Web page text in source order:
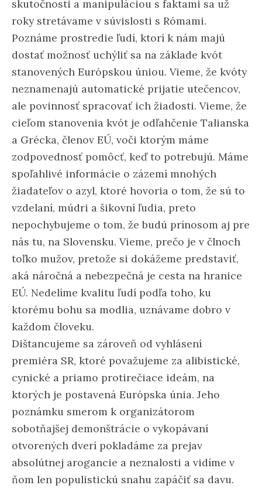
skutočnosti a manipuláciou s faktami sa už
roky stretávame v súvislosti s Rómami.
Poznáme prostredie ľudí, ktorí k nám majú
dostať možnosť uchýliť sa na základe kvót
stanovených Európskou úniou. Vieme, že kvóty
neznamenajú automatické prijatie utečencov,
ale povinnosť spracovať ich žiadosti. Vieme, že
cieľom stanovenia kvót je odľahčenie Talianska
a Grécka, členov EÚ, voči ktorým máme
zodpovednosť pomôcť, keď to potrebujú. Máme
spoľahlivé informácie o zázemí mnohých
žiadateľov o azyl, ktoré hovoria o tom, že sú to
vzdelaní, múdri a šikovní ľudia, preto
nepochybujeme o tom, že budú prínosom aj pre
nás tu, na Slovensku. Vieme, prečo je v člnoch
toľko mužov, pretože si dokážeme predstaviť,
aká náročná a nebezpečná je cesta na hranice
EÚ. Nedelíme kvalitu ľudí podľa toho, ku
ktorému bohu sa modlia, uznávame dobro v
každom človeku.
Dištancujeme sa zároveň od vyhlásení
premiéra SR, ktoré považujeme za alibistické,
cynické a priamo protirečiace ideám, na
ktorých je postavená Európska únia. Jeho
poznámku smerom k organizátorom
sobotňajšej demonštrácie o vykopávaní
otvorených dverí pokladáme za prejav
absolútnej arogancie a neznalosti a vidíme v
ňom len populistickú snahu zapáčiť sa davu.